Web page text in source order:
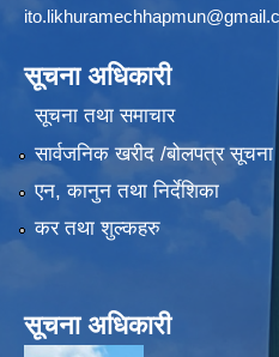
सूचना अधिकारी
सूचना तथा समाचार
सार्वजनिक खरीद /बोलपत्र सूचना
एन, कानुन तथा निर्देशिका
कर तथा शुल्कहरु
सूचना अधिकारी